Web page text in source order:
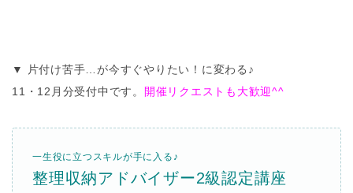
▼ 片付け苦手…が今すぐやりたい！に変わる♪
11・12月分受付中です。 開催リクエストも大歓迎^^
一生役に立つスキルが手に入る ♪
整理収納アドバイザー2級認定講座